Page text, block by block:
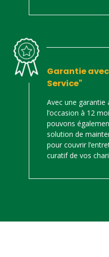
Garantie
Service"
Avec une
l’occasion à 12
pouvons
solution de
pour couvrir
curatif de vos